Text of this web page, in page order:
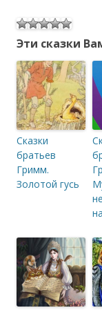
Эти сказки
Сказки
братьев
Гримм.
Золотой гусь